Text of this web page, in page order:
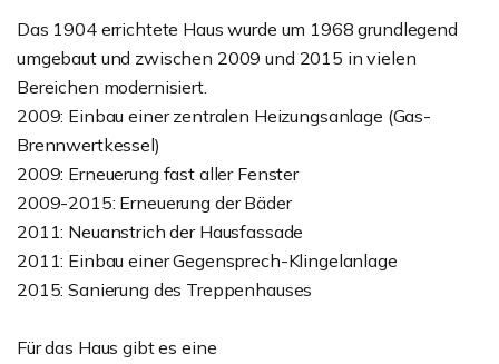
Das 1904 errichtete Haus wurde um 1968 grundlegend
umgebaut und zwischen 2009 und 2015 in vielen
Bereichen modernisiert.
2009: Einbau einer zentralen Heizungsanlage (Gas-
Brennwertkessel)
2009: Erneuerung fast aller Fenster
2009-2015: Erneuerung der Bäder
2011: Neuanstrich der Hausfassade
2011: Einbau einer Gegensprech-Klingelanlage
2015: Sanierung des Treppenhauses
Für das Haus gibt es eine